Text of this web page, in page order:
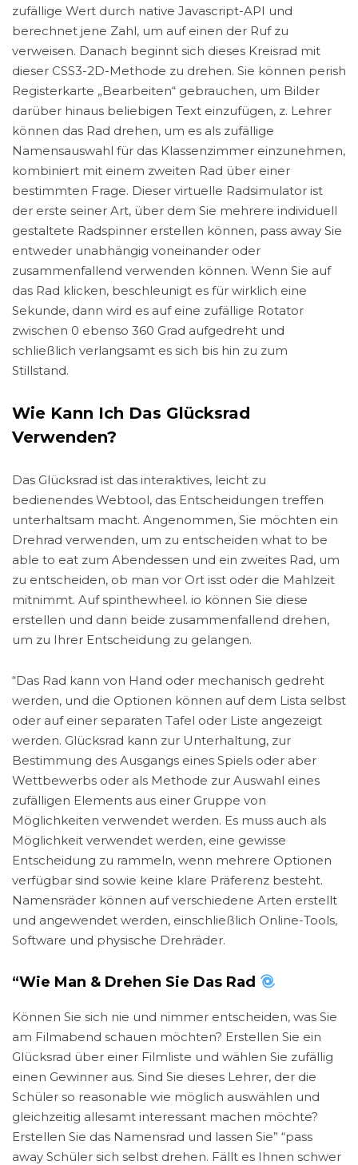
zufällige Wert durch native Javascript-API und
berechnet jene Zahl, um auf einen der Ruf zu
verweisen. Danach beginnt sich dieses Kreisrad mit
dieser CSS3-2D-Methode zu drehen. Sie können perish
Registerkarte „Bearbeiten“ gebrauchen, um Bilder
darüber hinaus beliebigen Text einzufügen, z. Lehrer
können das Rad drehen, um es als zufällige
Namensauswahl für das Klassenzimmer einzunehmen,
kombiniert mit einem zweiten Rad über einer
bestimmten Frage. Dieser virtuelle Radsimulator ist
der erste seiner Art, über dem Sie mehrere individuell
gestaltete Radspinner erstellen können, pass away Sie
entweder unabhängig voneinander oder
zusammenfallend verwenden können. Wenn Sie auf
das Rad klicken, beschleunigt es für wirklich eine
Sekunde, dann wird es auf eine zufällige Rotator
zwischen 0 ebenso 360 Grad aufgedreht und
schließlich verlangsamt es sich bis hin zu zum
Stillstand.
Wie Kann Ich Das Glücksrad
Verwenden?
Das Glücksrad ist das interaktives, leicht zu
bedienendes Webtool, das Entscheidungen treffen
unterhaltsam macht. Angenommen, Sie möchten ein
Drehrad verwenden, um zu entscheiden what to be
able to eat zum Abendessen und ein zweites Rad, um
zu entscheiden, ob man vor Ort isst oder die Mahlzeit
mitnimmt. Auf spinthewheel. io können Sie diese
erstellen und dann beide zusammenfallend drehen,
um zu Ihrer Entscheidung zu gelangen.
“Das Rad kann von Hand oder mechanisch gedreht
werden, und die Optionen können auf dem Lista selbst
oder auf einer separaten Tafel oder Liste angezeigt
werden. Glücksrad kann zur Unterhaltung, zur
Bestimmung des Ausgangs eines Spiels oder aber
Wettbewerbs oder als Methode zur Auswahl eines
zufälligen Elements aus einer Gruppe von
Möglichkeiten verwendet werden. Es muss auch als
Möglichkeit verwendet werden, eine gewisse
Entscheidung zu rammeln, wenn mehrere Optionen
verfügbar sind sowie keine klare Präferenz besteht.
Namensräder können auf verschiedene Arten erstellt
und angewendet werden, einschließlich Online-Tools,
Software und physische Drehräder.
“Wie Man & Drehen Sie Das Rad
Können Sie sich nie und nimmer entscheiden, was Sie
am Filmabend schauen möchten? Erstellen Sie ein
Glücksrad über einer Filmliste und wählen Sie zufällig
einen Gewinner aus. Sind Sie dieses Lehrer, der die
Schüler so reasonable wie möglich auswählen und
gleichzeitig allesamt interessant machen möchte?
Erstellen Sie das Namensrad und lassen Sie” “pass
away Schüler sich selbst drehen. Fällt es Ihnen schwer